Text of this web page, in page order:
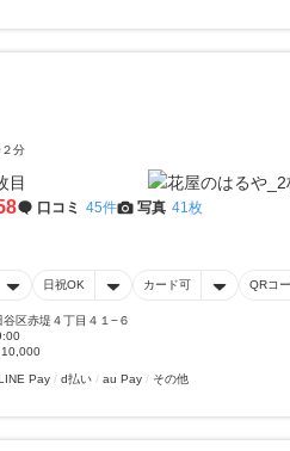
分
口コミ 45件 写真 41枚
日祝OK カード可 QRコ
谷区赤堤４丁目４１−６
10,000
Pay d払い au Pay その他